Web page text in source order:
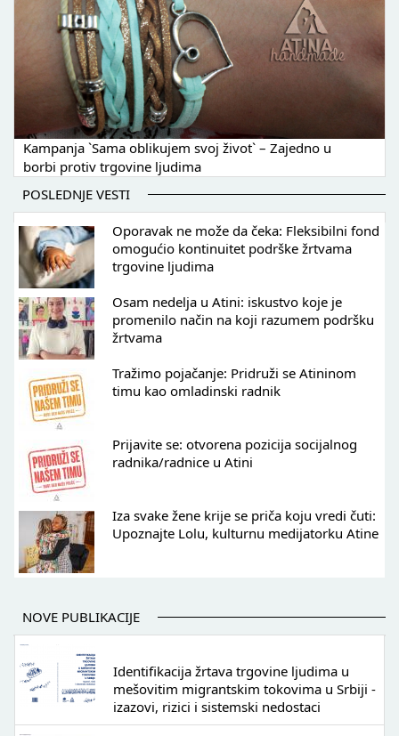
Kampanja `Sama oblikujem svoj život` – Zajedno u
borbi protiv trgovine ljudima
POSLEDNJE VESTI
Oporavak ne može da čeka: Fleksibilni fond
omogućio kontinuitet podrške žrtvama
trgovine ljudima
Osam nedelja u Atini: iskustvo koje je
promenilo način na koji razumem podršku
žrtvama
Tražimo pojačanje: Pridruži se Atininom
timu kao omladinski radnik
Prijavite se: otvorena pozicija socijalnog
radnika/radnice u Atini
Iza svake žene krije se priča koju vredi čuti:
Upoznajte Lolu, kulturnu medijatorku Atine
NOVE PUBLIKACIJE
Identifikacija žrtava trgovine ljudima u
mešovitim migrantskim tokovima u Srbiji -
izazovi, rizici i sistemski nedostaci